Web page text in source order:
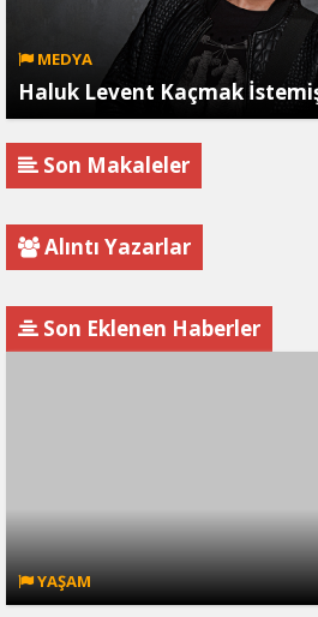
MEDYA
Haluk Levent Kaçmak
Son Makaleler
Alıntı Yazarlar
Son Eklenen Haberler
YAŞAM